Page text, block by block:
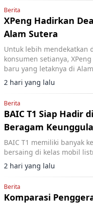
Berita
XPeng Hadirkan
Alam Sutera
Untuk lebih mendekatkan
konsumen setianya,
baru yang letaknya di
2 hari yang lalu
Berita
BAIC T1 Siap Hadir
Beragam
BAIC T1 memiliki banyak
bersaing di kelas mobil
2 hari yang lalu
Berita
Komparasi